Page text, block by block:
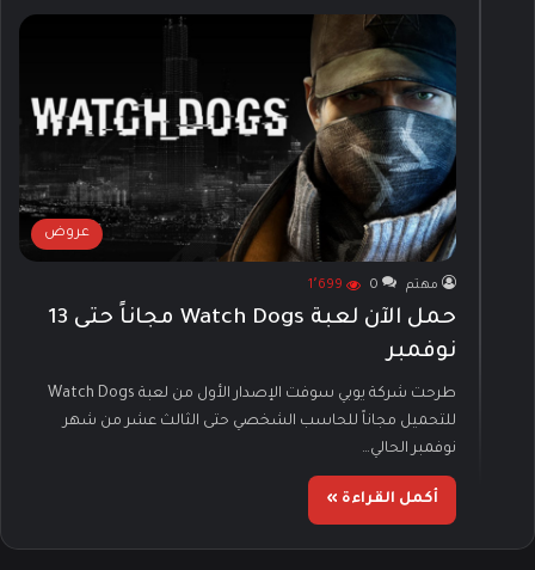
عروض
مهتم 0 1٬699
حمل الآن لعبة Watch Dogs مجاناً حتى 13
نوفمبر
طرحت شركة يوبي سوفت الإصدار الأول من لعبة Watch Dogs
للتحميل مجاناً للحاسب الشخصي حتى الثالث عشر من شهر
نوفمبر الحالي…
أكمل القراءة »